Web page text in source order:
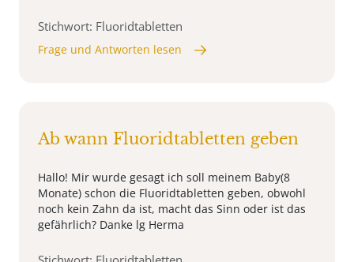
Stichwort: Fluoridtabletten
Frage und Antworten lesen
Ab wann Fluoridtabletten geben
Hallo! Mir wurde gesagt ich soll meinem Baby(8
Monate) schon die Fluoridtabletten geben, obwohl
noch kein Zahn da ist, macht das Sinn oder ist das
gefährlich? Danke lg Herma